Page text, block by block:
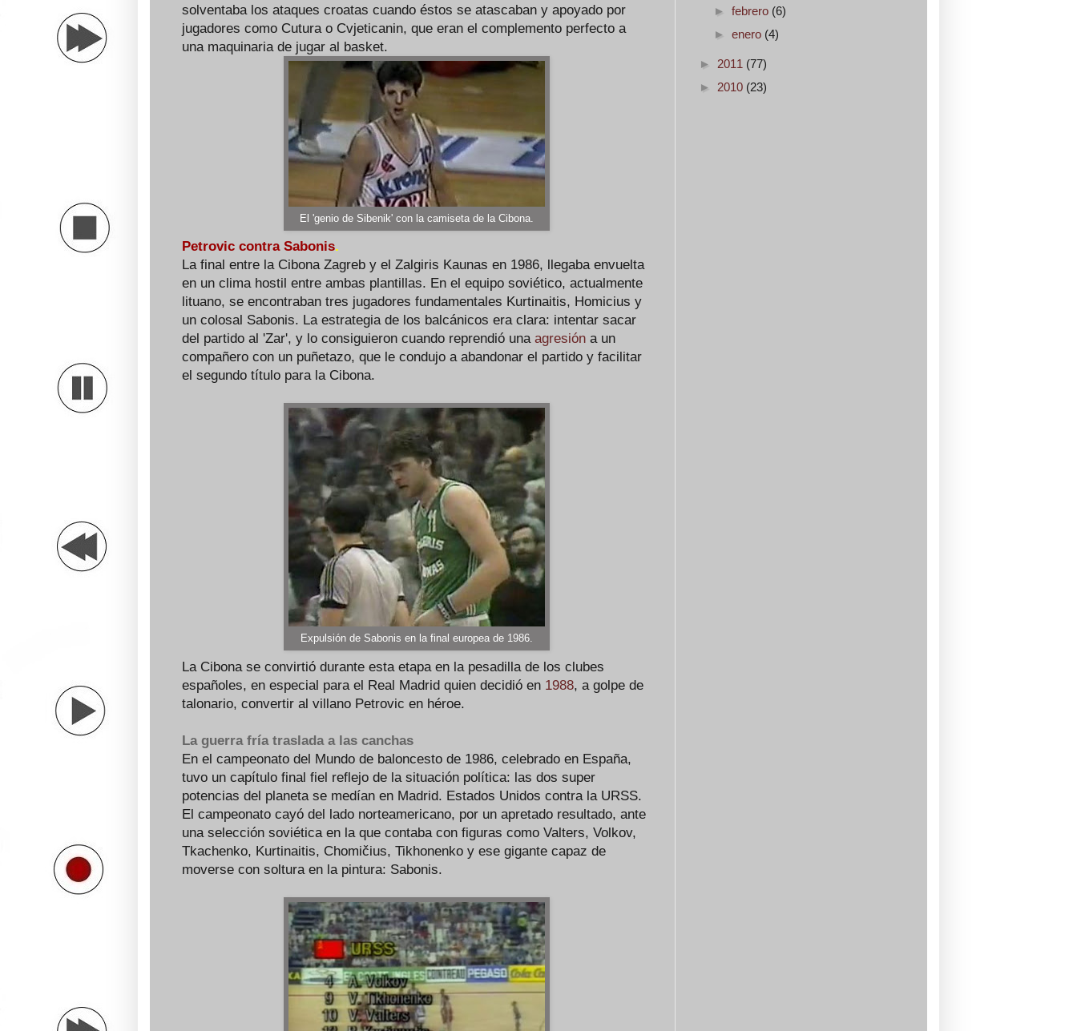
solventaba los ataques croatas cuando éstos se atascaban y apoyado por
jugadores como Cutura o Cvjeticanin, que eran el complemento perfecto a
una maquinaria de jugar al basket.
El 'genio de Sibenik' con la camiseta de la Cibona.
Petrovic contra Sabonis.
La final entre la Cibona Zagreb y el Zalgiris Kaunas en 1986, llegaba envuelta
en un clima hostil entre ambas plantillas. En el equipo soviético, actualmente
lituano, se encontraban tres jugadores fundamentales Kurtinaitis, Homicius y
un colosal Sabonis. La estrategia de los balcánicos era clara: intentar sacar
del partido al 'Zar', y lo consiguieron cuando reprendió una agresión a un
compañero con un puñetazo, que le condujo a abandonar el partido y facilitar
el segundo título para la Cibona.
Expulsión de Sabonis en la final europea de 1986.
La Cibona se convirtió durante esta etapa en la pesadilla de los clubes
españoles, en especial para el Real Madrid quien decidió en 1988, a golpe de
talonario, convertir al villano Petrovic en héroe.
La guerra fría traslada a las canchas
En el campeonato del Mundo de baloncesto de 1986, celebrado en España,
tuvo un capítulo final fiel reflejo de la situación política: las dos super
potencias del planeta se medían en Madrid. Estados Unidos contra la URSS.
El campeonato cayó del lado norteamericano, por un apretado resultado, ante
una selección soviética en la que contaba con figuras como Valters, Volkov,
Tkachenko, Kurtinaitis, Chomičius, Tikhonenko y ese gigante capaz de
moverse con soltura en la pintura: Sabonis.
► febrero (6)
► enero (4)
► 2011 (77)
► 2010 (23)